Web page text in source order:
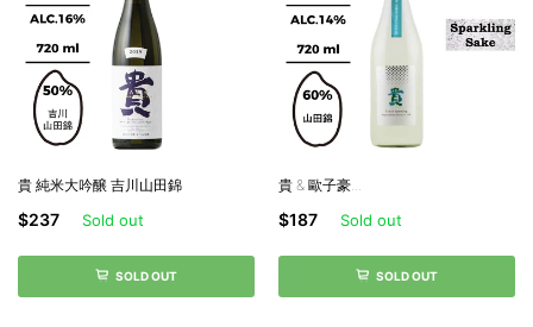
貴 純米大吟醸 吉川山田錦
$237 Sold out
SOLD OUT
貴 & 歐子豪...
$187 Sold out
SOLD OUT